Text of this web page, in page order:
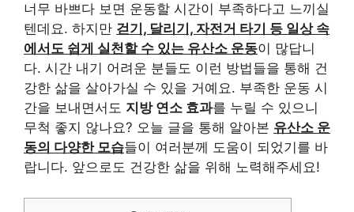
너무 바쁘다 보면 운동할 시간이 부족하다고 느끼실
텐데요. 하지만 걷기, 달리기, 자전거 타기 등 일상 속
에서도 쉽게 실천할 수 있는 유산소 운동이 많답니
다. 시간 내기 어려운 분들도 이런 방법들을 통해 건
강한 삶을 살아가실 수 있을 거예요. 부족한 운동 시
간을 보내면서도 지방 연소 효과를 누릴 수 있으니
무척 좋지 않나요? 오늘 글을 통해 알아본 유산소 운
동의 다양한 모습들이 여러분께 도움이 되었기를 바
랍니다. 앞으로도 건강한 삶을 위해 노력해주세요!